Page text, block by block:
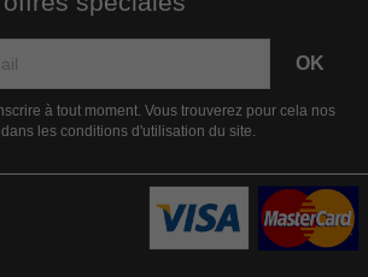
à tout moment. Vous trouverez pour cela nos
les conditions d'utilisation du site.